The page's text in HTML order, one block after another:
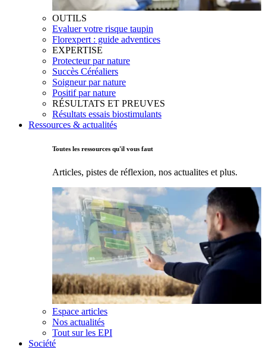
OUTILS
Evaluer votre risque taupin
Florexpert : guide adventices
EXPERTISE
Protecteur par nature
Succès Céréaliers
Soigneur par nature
Positif par nature
RÉSULTATS ET PREUVES
Résultats essais biostimulants
Ressources & actualités
Toutes les ressources qu'il vous faut
Articles, pistes de réflexion, nos actualites et plus.
Espace articles
Nos actualités
Tout sur les EPI
Société